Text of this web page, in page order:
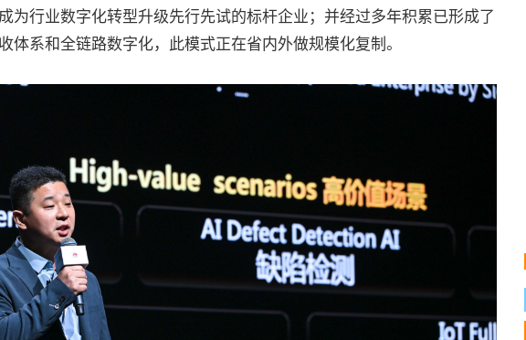
为行业数字化转型升级先行先试的标杆企业；并经过多年积累已形成了
系和全链路数字化，此模式正在省内外做规模化复制。